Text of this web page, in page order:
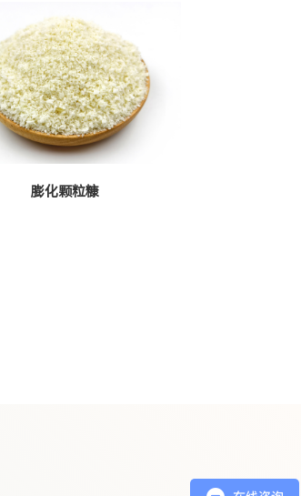
膨化颗粒糠